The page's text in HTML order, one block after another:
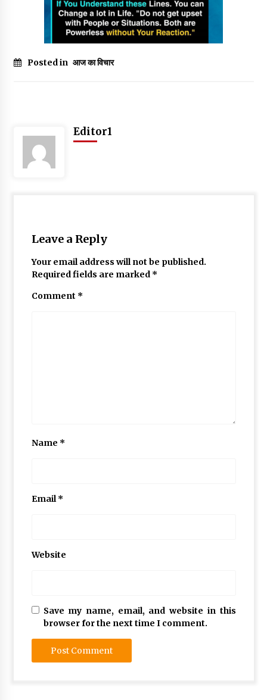
May 16, 2022
Thought Of The Day 14 May
May 14, 2022
Thought Of The Day 10 May
May 10, 2022
Posted in आज का विचार
Editor1
Leave a Reply
Your email address will not be published.
Required fields are marked *
Comment *
Name *
Email*
Website
Save my name, email, and website in this
browser for the next time I comment.